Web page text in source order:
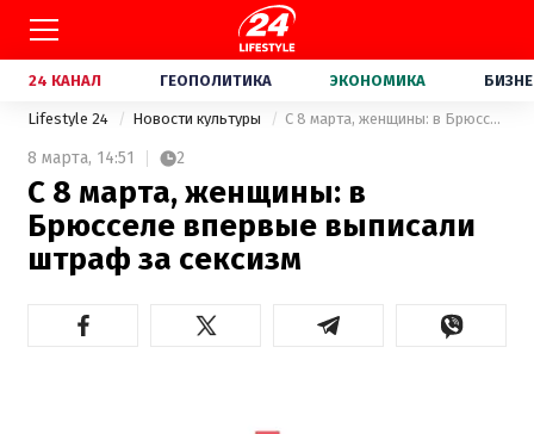
24 КАНАЛ ГЕОПОЛИТИКА ЭКОНОМИКА
Lifestyle 24 Новости культуры С 8 марта, женщины: в Брюсселе впервые выписали штраф за сексизм
8 марта, 14:51 2
С 8 марта, женщины: в
Брюсселе впервые выписали
штраф за сексизм